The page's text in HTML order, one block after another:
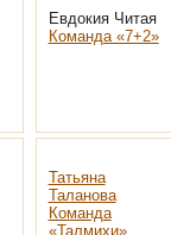
Евдокия Читая
Команда «7+2»
Татьяна
Таланова
Команда
«Талмихи»